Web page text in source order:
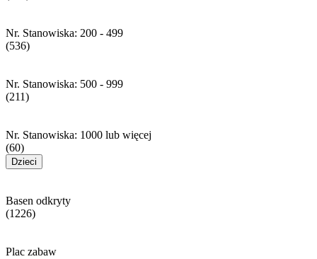
Nr. Stanowiska: 200 - 499
(536)
Nr. Stanowiska: 500 - 999
(211)
Nr. Stanowiska: 1000 lub więcej
(60)
Dzieci
Basen odkryty
(1226)
Plac zabaw